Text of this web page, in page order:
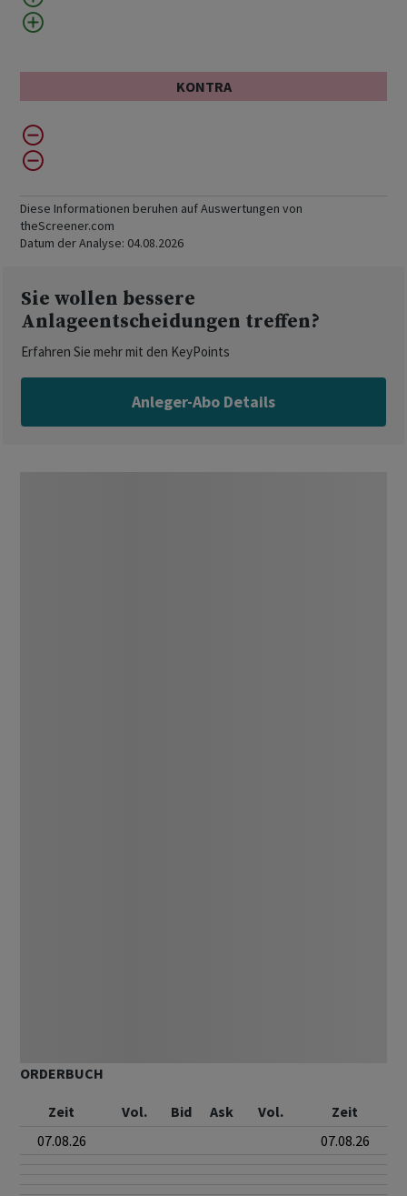
KONTRA
Diese Informationen beruhen auf Auswertungen von
theScreener.com
Datum der Analyse: 04.08.2026
Sie wollen bessere
Anlageentscheidungen treffen?
Erfahren Sie mehr mit den KeyPoints
Anleger-Abo Details
ORDERBUCH
Zeit Vol. Bid Ask Vol.
Zeit
07.08.26
07.08.26